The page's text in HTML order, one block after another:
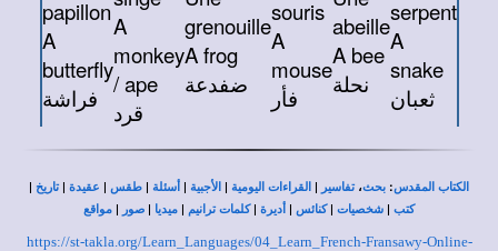
papillon
A
butterfly
فراشة
A
monkey
/ ape
قرد
grenouille
A frog
ضفدعة
souris
A
mouse
فأر
abeille
A bee
نحلة
serpent
A
snake
ثعبان
الكتاب المقدس: بحث،تفاسير | القراءات اليومية | الأجبية | أسئلة | طقس | عقيدة |تاريخ |
كتب | شخصيات |كنائس | أديرة |كلمات ترانيم | ميديا | صور | مواقع
https://st-takla.org/Learn_Languages/04_Learn_French-Fransawy-Online-